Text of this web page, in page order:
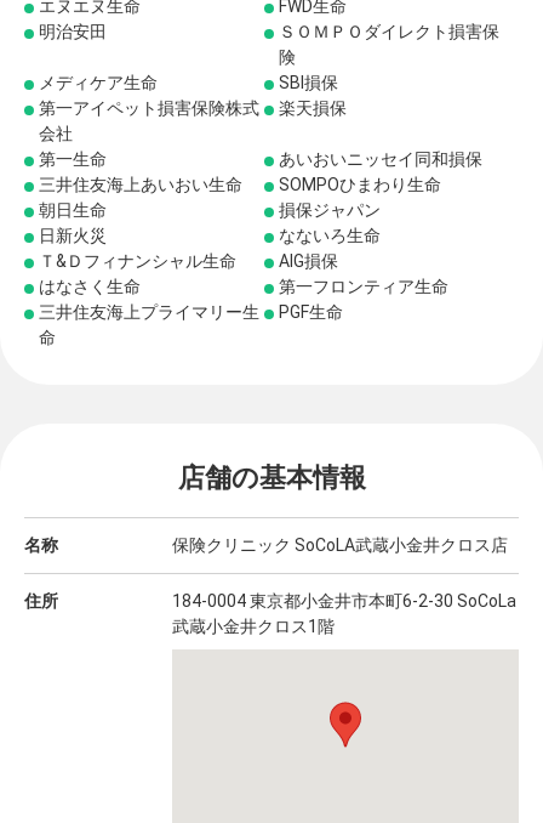
エヌエヌ生命
FWD生命
明治安田
ＳＯＭＰＯダイレクト損害保
険
メディケア生命
SBI損保
第一アイペット損害保険株式
会社
楽天損保
第一生命
あいおいニッセイ同和損保
三井住友海上あいおい生命
SOMPOひまわり生命
朝日生命
損保ジャパン
日新火災
なないろ生命
Ｔ&Ｄフィナンシャル生命
AIG損保
はなさく生命
第一フロンティア生命
三井住友海上プライマリー生
命
PGF生命
店舗の基本情報
名称 保険クリニック SoCoLA武蔵小金井クロス店
住所
184-0004 東京都小金井市本町6-2-30 SoCoLa
武蔵小金井クロス1階